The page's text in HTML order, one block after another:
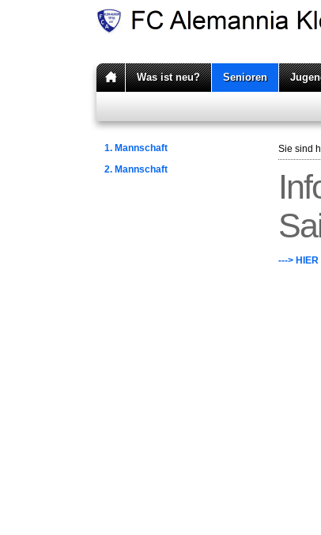
Was ist neu? Senioren
1. Mannschaft
2. Mannschaft
Sie sind
--->